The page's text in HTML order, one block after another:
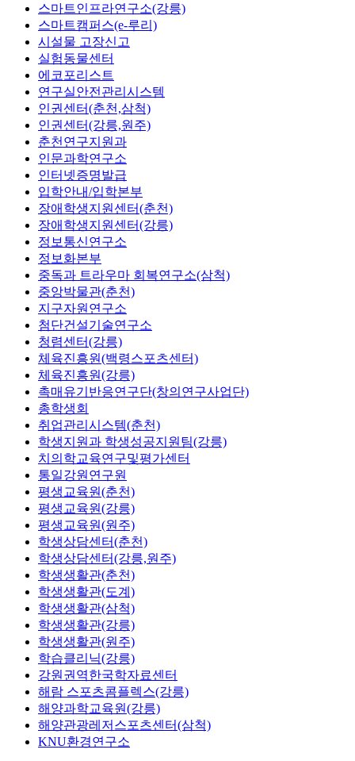
스마트인프라연구소(강릉)
스마트캠퍼스(e-루리)
시설물 고장신고
실험동물센터
에코포리스트
연구실안전관리시스템
인권센터(춘천,삼척)
인권센터(강릉,원주)
춘천연구지원과
인문과학연구소
인터넷증명발급
입학안내/입학본부
장애학생지원센터(춘천)
장애학생지원센터(강릉)
정보통신연구소
정보화본부
중독과 트라우마 회복연구소(삼척)
중앙박물관(춘천)
지구자원연구소
첨단건설기술연구소
청렴센터(강릉)
체육진흥원(백령스포츠센터)
체육진흥원(강릉)
촉매유기반응연구단(창의연구사업단)
총학생회
취업관리시스템(춘천)
학생지원과 학생성공지원팀(강릉)
치의학교육연구및평가센터
통일강원연구원
평생교육원(춘천)
평생교육원(강릉)
평생교육원(원주)
학생상담센터(춘천)
학생상담센터(강릉,원주)
학생생활관(춘천)
학생생활관(도계)
학생생활관(삼척)
학생생활관(강릉)
학생생활관(원주)
학습클리닉(강릉)
강원권역한국학자료센터
해람 스포츠콤플렉스(강릉)
해양과학교육원(강릉)
해양관광레저스포츠센터(삼척)
KNU환경연구소